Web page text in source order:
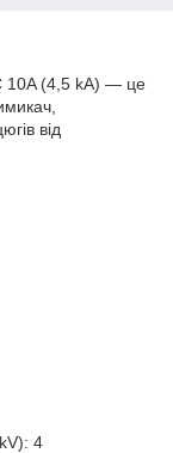
10A (4,5 kA) — це
від
4